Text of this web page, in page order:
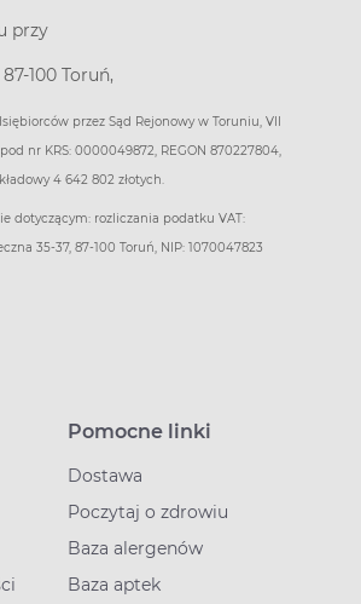
przy
100 Toruń,
przez Sąd Rejonowy w Toruniu, VII
nr KRS: 0000049872, REGON 870227804,
4 642 802 złotych.
dotyczącym: rozliczania podatku VAT:
35-37, 87-100 Toruń, NIP: 1070047823
Pomocne linki
Dostawa
Poczytaj o zdrowiu
Baza alergenów
Baza aptek